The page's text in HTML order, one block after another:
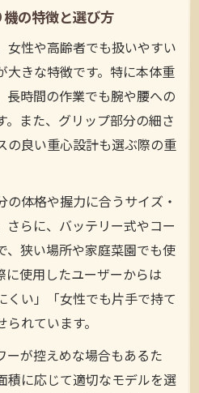
式の軽量草刈り機を比較
使いやすさと安全性の両
のメリットとは
量草刈り機の魅力を徹底
疲労軽減と軽量モデルの恩
長時間作業も無理なく続
量草刈り機のメリット集
刈り初心者にも安心な理
が身近になる理由
の特徴と選び方
女性や高齢者でも扱いやすい
大きな特徴です。特に本体重
長時間の作業でも腕や腰への
また、グリップ部分の細さ
の良い重心設計も選ぶ際の重
体格や握力に合うサイズ・
らに、バッテリー式やコー
、狭い場所や家庭菜園でも使
に使用したユーザーからは
くい」「女性でも片手で持て
れています。
ーが控えめな場合もあるた
積に応じて適切なモデルを選